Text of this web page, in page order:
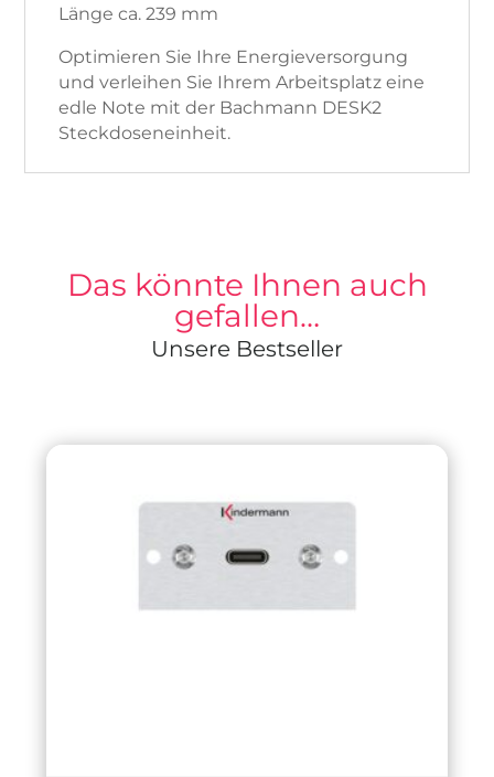
Länge ca. 239 mm
Optimieren Sie Ihre Energieversorgung
und verleihen Sie Ihrem Arbeitsplatz eine
edle Note mit der Bachmann DESK2
Steckdoseneinheit.
Das könnte Ihnen auch
gefallen…
Unsere Bestseller